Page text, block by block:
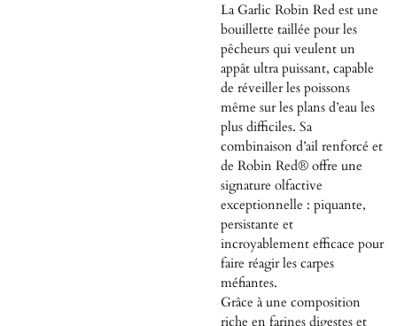
La Garlic Robin Red est une
bouillette taillée pour les
pêcheurs qui veulent un
appât ultra puissant, capable
de réveiller les poissons
même sur les plans d’eau les
plus difficiles. Sa
combinaison d’ail renforcé et
de Robin Red® offre une
signature olfactive
exceptionnelle : piquante,
persistante et
incroyablement efficace pour
faire réagir les carpes
méfiantes.
Grâce à une composition
riche en farines digestes et